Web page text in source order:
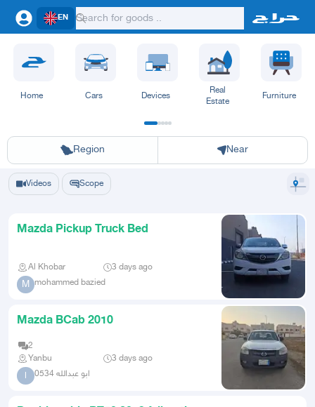
EN
Home Cars Devices
Real
Estate
Furniture
Region
Riyadh Eastern Region Hafar Al Batin
Near
Videos Scope
Mazda Pickup Truck Bed
Al Khobar 3 days ago
M mohammed bazied
Mazda BCab 2010
2
Yanbu
3 days ago
ا ابو عبدالله 0534